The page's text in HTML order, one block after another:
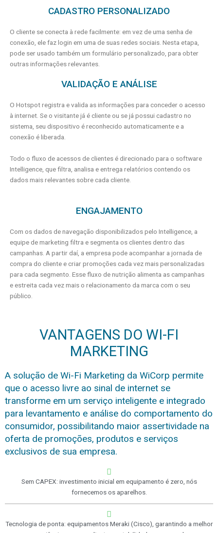
CADASTRO PERSONALIZADO
O cliente se conecta à rede facilmente: em vez de uma senha de
conexão, ele faz login em uma de suas redes sociais. Nesta etapa,
pode ser usado também um formulário personalizado, para obter
outras informações relevantes.
VALIDAÇÃO E ANÁLISE
O Hotspot registra e valida as informações para conceder o acesso
à internet. Se o visitante já é cliente ou se já possui cadastro no
sistema, seu dispositivo é reconhecido automaticamente e a
conexão é liberada.
Todo o fluxo de acessos de clientes é direcionado para o software
Intelligence, que filtra, analisa e entrega relatórios contendo os
dados mais relevantes sobre cada cliente.
ENGAJAMENTO
Com os dados de navegação disponibilizados pelo Intelligence, a
equipe de marketing filtra e segmenta os clientes dentro das
campanhas. A partir daí, a empresa pode acompanhar a jornada de
compra do cliente e criar promoções cada vez mais personalizadas
para cada segmento. Esse fluxo de nutrição alimenta as campanhas
e estreita cada vez mais o relacionamento da marca com o seu
público.
VANTAGENS DO WI-FI
MARKETING
A solução de Wi-Fi Marketing da WiCorp permite
que o acesso livre ao sinal de internet se
transforme em um serviço inteligente e integrado
para levantamento e análise do comportamento do
consumidor, possibilitando maior assertividade na
oferta de promoções, produtos e serviços
exclusivos de sua empresa.
Sem CAPEX: investimento inicial em equipamento é zero, nós
fornecemos os aparelhos.
Tecnologia de ponta: equipamentos Meraki (Cisco), garantindo a melhor